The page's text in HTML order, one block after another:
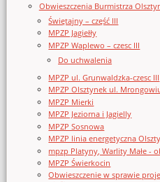
Obwieszczenia Burmistrza
Świętajny – część III
MPZP Jagiełły
MPZP Waplewo – czesc III
Do uchwalenia
MPZP ul. Grunwaldzka-czesc III
MPZP Olsztynek ul.
MPZP Mierki
MPZP Jeziorna i Jagielly
MPZP Sosnowa
MPZP linia energetyczna
mpzp Platyny, Warlity Małe -
MPZP Świerkocin
Obwieszczenie w sprawie